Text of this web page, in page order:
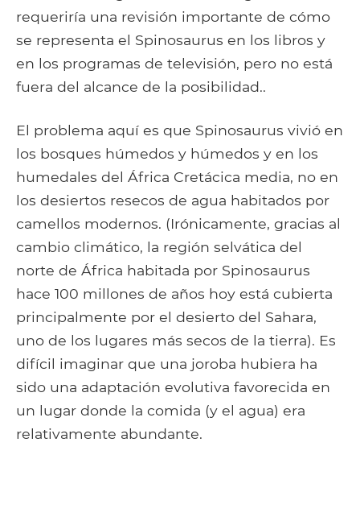
requeriría una revisión importante de cómo
se representa el Spinosaurus en los libros y
en los programas de televisión, pero no está
fuera del alcance de la posibilidad..
El problema aquí es que Spinosaurus vivió en
los bosques húmedos y húmedos y en los
humedales del África Cretácica media, no en
los desiertos resecos de agua habitados por
camellos modernos. (Irónicamente, gracias al
cambio climático, la región selvática del
norte de África habitada por Spinosaurus
hace 100 millones de años hoy está cubierta
principalmente por el desierto del Sahara,
uno de los lugares más secos de la tierra). Es
difícil imaginar que una joroba hubiera ha
sido una adaptación evolutiva favorecida en
un lugar donde la comida (y el agua) era
relativamente abundante.